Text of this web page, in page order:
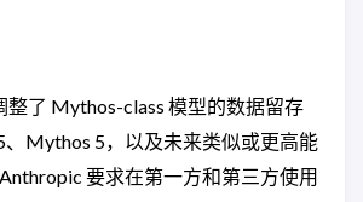
整了 Mythos-class 模型的数据留存
、Mythos 5，以及未来类似或更高能
要求在第一方和第三方使用